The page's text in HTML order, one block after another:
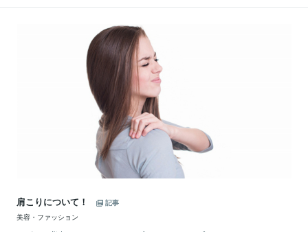
肩こりについて！
記事
美容・ファッション